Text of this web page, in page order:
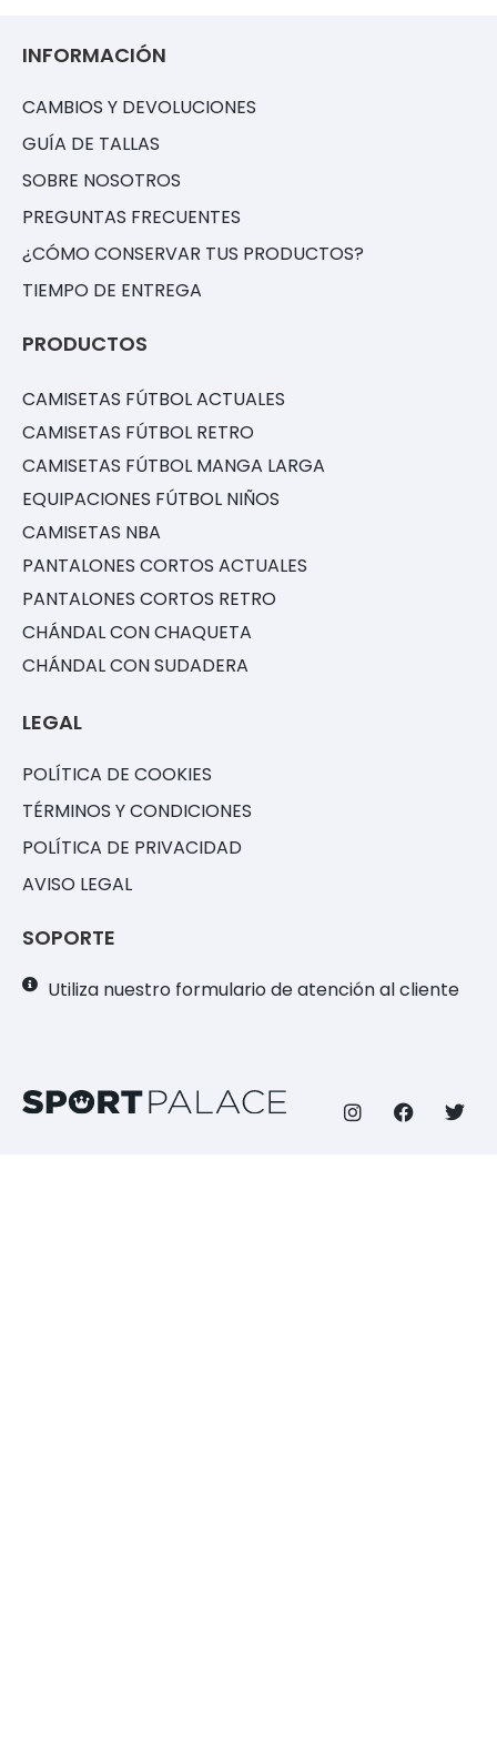
INFORMACIÓN
CAMBIOS Y DEVOLUCIONES
GUÍA DE TALLAS
SOBRE NOSOTROS
PREGUNTAS FRECUENTES
¿CÓMO CONSERVAR TUS PRODUCTOS?
TIEMPO DE ENTREGA
PRODUCTOS
CAMISETAS FÚTBOL ACTUALES
CAMISETAS FÚTBOL RETRO
CAMISETAS FÚTBOL MANGA LARGA
EQUIPACIONES FÚTBOL NIÑOS
CAMISETAS NBA
PANTALONES CORTOS ACTUALES
PANTALONES CORTOS RETRO
CHÁNDAL CON CHAQUETA
CHÁNDAL CON SUDADERA
LEGAL
POLÍTICA DE COOKIES
TÉRMINOS Y CONDICIONES
POLÍTICA DE PRIVACIDAD
AVISO LEGAL
SOPORTE
Utiliza nuestro formulario de atención al cliente